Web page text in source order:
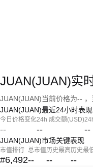
JUAN(JUAN)实
JUAN(JUAN)当前价格为--
JUAN(JUAN)最近24小时表现
今日价格变化
--
24h 成交额(USD)
-- --
JUAN(JUAN)市场关键表现
市值排行
#6,492
总市值
--
历史最高
--
历史最
--